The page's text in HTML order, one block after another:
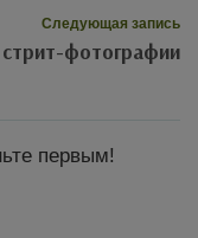
Следующая запись
стрит-фотографии
первым!